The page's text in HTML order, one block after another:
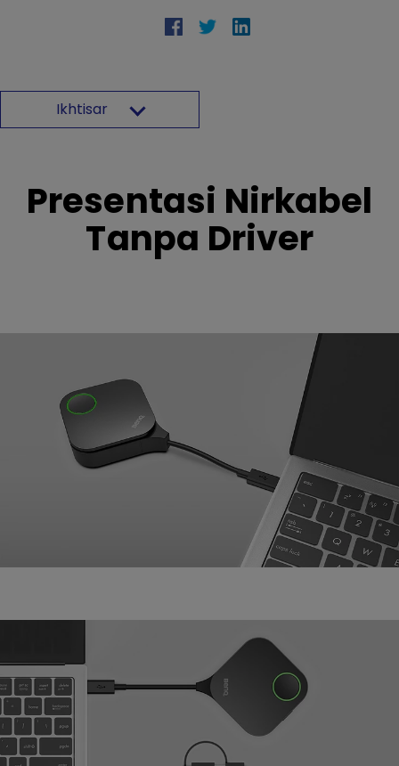
Ikhtisar
Presentasi Nirkabel
Tanpa Driver